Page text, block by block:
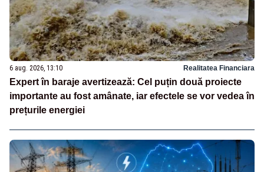
6 aug. 2026, 13:10 Realitatea Financiara
Expert în baraje avertizează: Cel puțin două proiecte
importante au fost amânate, iar efectele se vor vedea în
prețurile energiei